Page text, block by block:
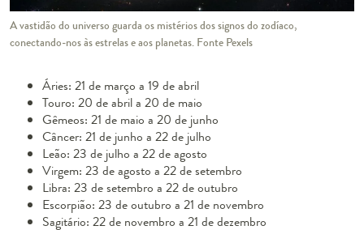
A vastidão do universo guarda os mistérios dos signos do zodíaco,
conectando-nos às estrelas e aos planetas. Fonte Pexels
Áries: 21 de março a 19 de abril
Touro: 20 de abril a 20 de maio
Gêmeos: 21 de maio a 20 de junho
Câncer: 21 de junho a 22 de julho
Leão: 23 de julho a 22 de agosto
Virgem: 23 de agosto a 22 de setembro
Libra: 23 de setembro a 22 de outubro
Escorpião: 23 de outubro a 21 de novembro
Sagitário: 22 de novembro a 21 de dezembro